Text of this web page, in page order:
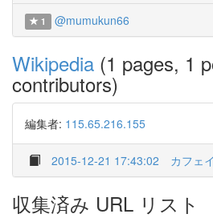
1 @mumukun66
Wikipedia (1 pages, 1
contributors)
編集者: 115.65.216.155
2015-12-21 17:43:02 カフェ
収集済み URL リスト